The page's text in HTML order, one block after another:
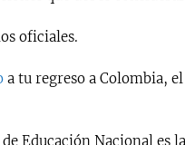
oficiales.
a tu regreso a Colombia,
Educación Nacional es